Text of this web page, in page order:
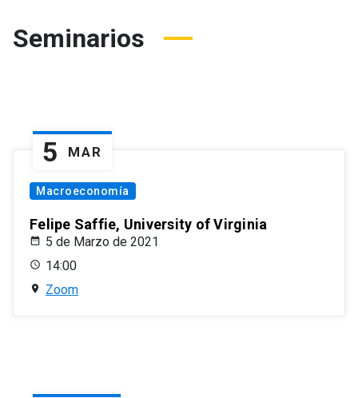
Seminarios
5 MAR
Macroeconomía
Felipe Saffie, University of Virginia
5 de Marzo de 2021
14:00
Zoom